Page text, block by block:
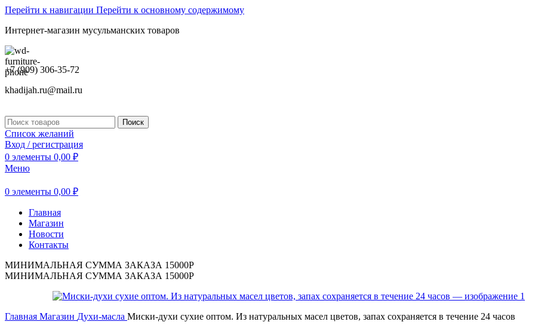
Перейти к навигации Перейти к основному содержимому
Интернет-магазин мусульманских товаров
+7 (909) 306-35-72
khadijah.ru@mail.ru
Поиск
Список желаний
Вход / регистрация
0 элементы 0,00 ₽
Меню
0 элементы 0,00 ₽
Главная
Магазин
Новости
Контакты
МИНИМАЛЬНАЯ СУММА ЗАКАЗА 15000Р
МИНИМАЛЬНАЯ СУММА ЗАКАЗА 15000Р
Главная Магазин Духи-масла Миски-духи сухие оптом. Из натуральных масел цветов, запах сохраняется в течение 24 часов